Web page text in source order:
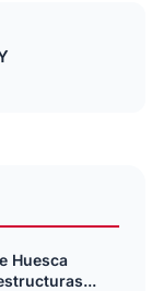
Huesca